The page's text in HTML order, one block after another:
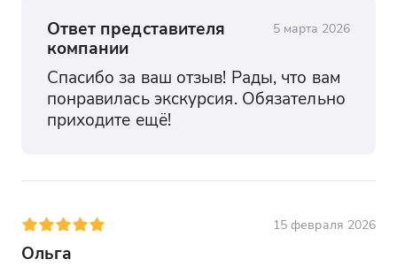
Ответ представителя
компании
5 марта 2026
Спасибо за ваш отзыв! Рады, что вам
понравилась экскурсия. Обязательно
приходите ещё!
15 февраля 2026
Ольга